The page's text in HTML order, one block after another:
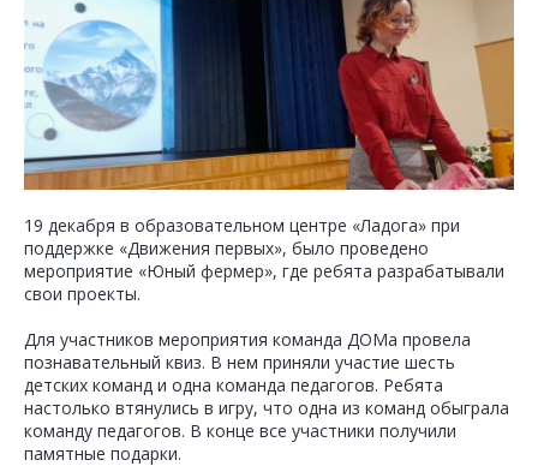
19 декабря в образовательном центре «Ладога» при
поддержке «Движения первых», было проведено
мероприятие «Юный фермер», где ребята разрабатывали
свои проекты.
Для участников мероприятия команда ДОМа провела
познавательный квиз. В нем приняли участие шесть
детских команд и одна команда педагогов. Ребята
настолько втянулись в игру, что одна из команд обыграла
команду педагогов. В конце все участники получили
памятные подарки.